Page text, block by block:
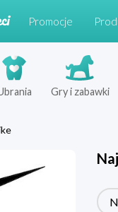
Promocje
Gry i zabawki